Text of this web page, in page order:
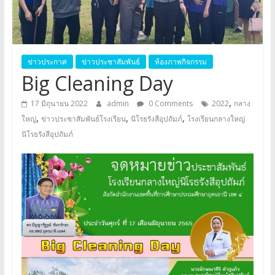
อุปถัมภ์
Klangyai
ข่าวประกาศ ข่าวประชาสัมพันธ์ ห้องภาพกิจกรรม
Big Cleaning Day
17 มิถุนายน 2022 admin 0 Comments 2022, กลาง
ใหญ่, ข่าวประชาสัมพันธ์โรงเรียน, นิโรธรังสีอุปถัมภ์, โรงเรียนกลางใหญ่
นิโรธรังสีอุปถัมภ์